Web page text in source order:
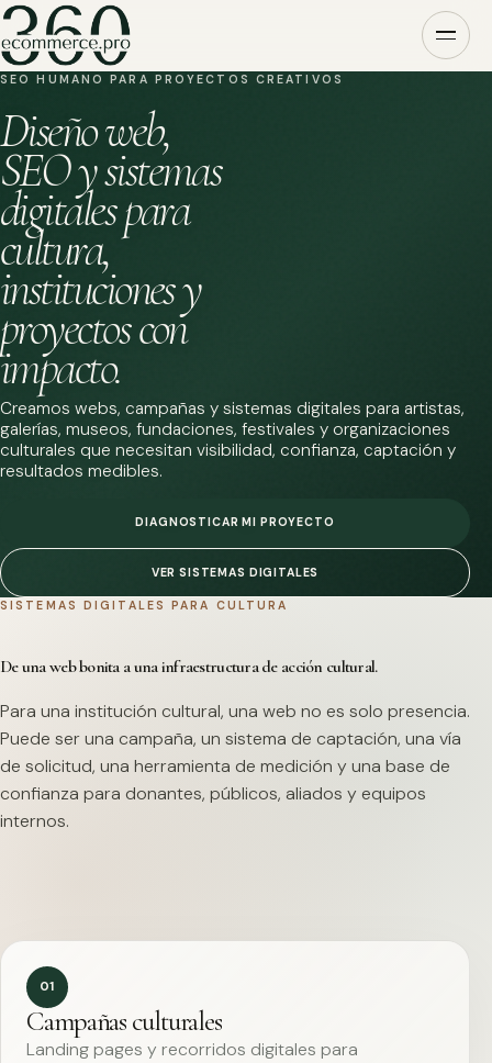
SEO HUMANO PARA PROYECTOS CREATIVOS
Diseño web,
SEO y sistemas
digitales para
cultura,
instituciones y
proyectos con
impacto.
Creamos webs, campañas y sistemas digitales para artistas,
galerías, museos, fundaciones, festivales y organizaciones
culturales que necesitan visibilidad, confianza, captación y
resultados medibles.
DIAGNOSTICAR MI PROYECTO
VER SISTEMAS DIGITALES
SISTEMAS DIGITALES PARA CULTURA
De una web bonita a una infraestructura de acción cultural.
Para una institución cultural, una web no es solo presencia.
Puede ser una campaña, un sistema de captación, una vía
de solicitud, una herramienta de medición y una base de
confianza para donantes, públicos, aliados y equipos
internos.
01
Campañas culturales
Landing pages y recorridos digitales para